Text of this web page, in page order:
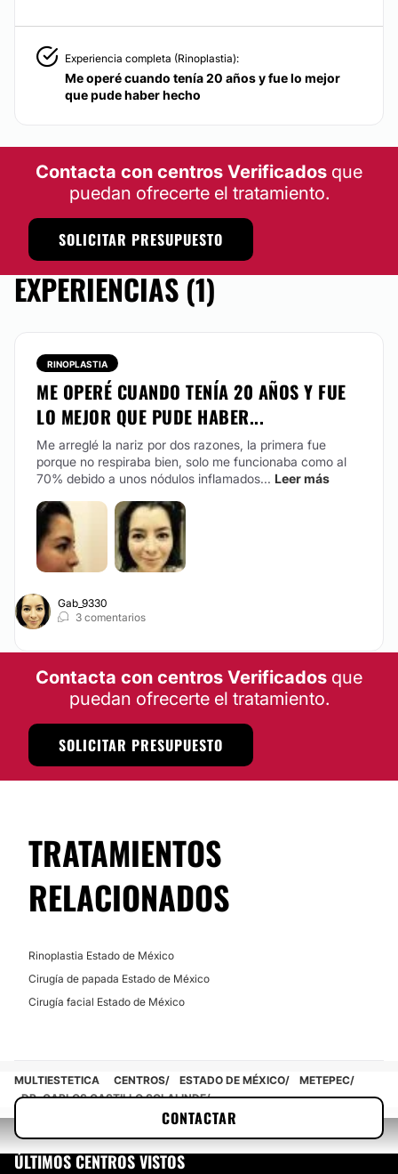
Experiencia completa (Rinoplastia):
Me operé cuando tenía 20 años y fue lo mejor
que pude haber hecho
Contacta con centros Verificados que
puedan ofrecerte el tratamiento.
SOLICITAR PRESUPUESTO
EXPERIENCIAS (1)
RINOPLASTIA
ME OPERÉ CUANDO TENÍA 20 AÑOS Y FUE
LO MEJOR QUE PUDE HABER...
Me arreglé la nariz por dos razones, la primera fue
porque no respiraba bien, solo me funcionaba como al
70% debido a unos nódulos inflamados... Leer más
Gab_9330
3 comentarios
Contacta con centros Verificados que
puedan ofrecerte el tratamiento.
SOLICITAR PRESUPUESTO
TRATAMIENTOS
RELACIONADOS
Rinoplastia Estado de México
Cirugía de papada Estado de México
Cirugía facial Estado de México
CONTACTAR
MULTIESTETICA CENTROS ESTADO DE MÉXICO
METEPEC
DR. CARLOS CASTILLO SOLALINDE
ÚLTIMOS CENTROS VISTOS